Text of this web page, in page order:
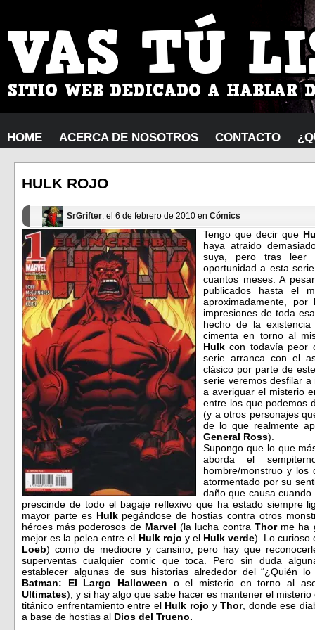
HOME ACERCA DE NOSOTROS CONTACTO
HULK ROJO
SrGrifter, el 6 de febrero de 2010 en Cómics
Tengo que decir que
haya atraido
suya, pero tras
oportunidad a esta
cuantos meses. A
publicados hasta el
aproximadamente,
impresiones de toda
hecho de la
cimenta en torno al
Hulkcon todavía peor
serie arranca con el
clásico por parte de
serie veremos desfilar
a averiguar el misterio
entre los que podemos
(y a otros personajes
de lo que realmente
General Ross).
Supongo que lo que
aborda el
hombre/monstruo y
atormentado por su
daño que causa
prescinde de todo el bagaje reflexivo que ha estado siempre
mayor parte es Hulk pegándose de hostias contra otros
héroes más poderosos de Marvel(la lucha contra Thor me ha
mejor es la pelea entre el Hulk rojo y elHulk verde). Lo curioso
Loeb) como de mediocre y cansino, pero hay que
superventas cualquier comic que toca. Pero sin duda
establecer algunas de sus historias alrededor del “¿Quién
Batman: El Largo Halloween o el misterio en torno al
Ultimates), y si hay algo que sabe hacer es mantener el
titánico enfrentamiento entre el Hulk rojo yThor, donde ese
a base de hostias al Dios del Trueno.